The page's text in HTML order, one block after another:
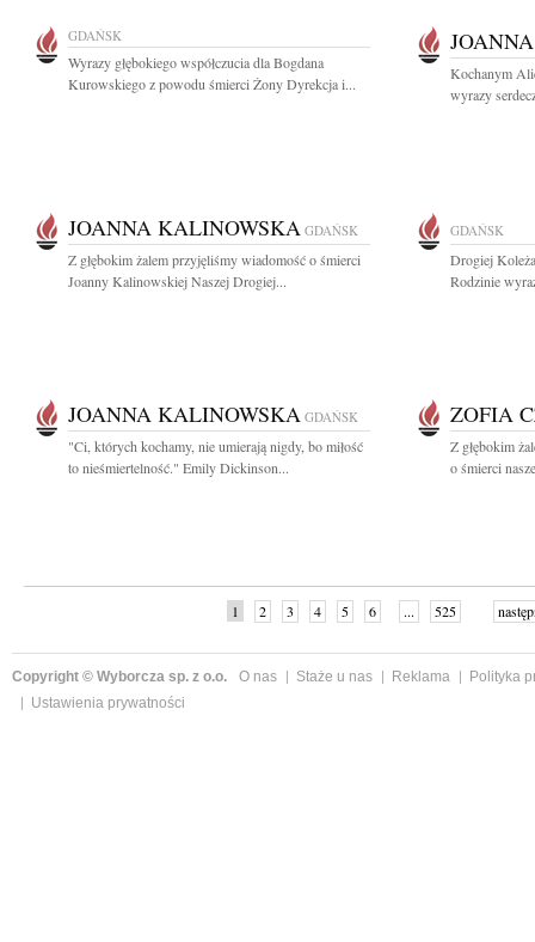
GDAŃSK
Wyrazy głębokiego współczucia dla Bogdana
Kurowskiego z powodu śmierci Żony Dyrekcja i...
Kochanym
wyrazy
JOANNA KALINOWSKA GDAŃSK
Z głębokim żalem przyjęliśmy wiadomość o śmierci
Joanny Kalinowskiej Naszej Drogiej...
GDAŃSK
Drogiej
Rodzinie
JOANNA KALINOWSKA GDAŃSK
"Ci, których kochamy, nie umierają nigdy, bo miłość
to nieśmiertelność." Emily Dickinson...
ZOFIA
Z głębokim
o śmierci
1 2 3 4 5 6 ... 525
Copyright © Wyborcza sp. z o.o. O nas Staże u nas Reklama
Polityka
Ustawienia prywatności